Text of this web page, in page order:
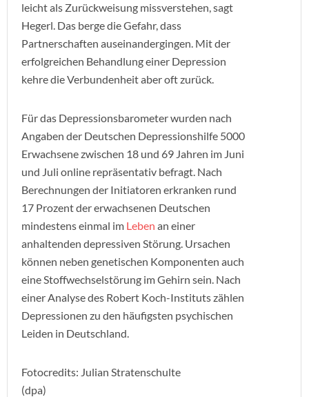
leicht als Zurückweisung missverstehen, sagt
Hegerl. Das berge die Gefahr, dass
Partnerschaften auseinandergingen. Mit der
erfolgreichen Behandlung einer Depression
kehre die Verbundenheit aber oft zurück.
Für das Depressionsbarometer wurden nach
Angaben der Deutschen Depressionshilfe 5000
Erwachsene zwischen 18 und 69 Jahren im Juni
und Juli online repräsentativ befragt. Nach
Berechnungen der Initiatoren erkranken rund
17 Prozent der erwachsenen Deutschen
mindestens einmal im Leben an einer
anhaltenden depressiven Störung. Ursachen
können neben genetischen Komponenten auch
eine Stoffwechselstörung im Gehirn sein. Nach
einer Analyse des Robert Koch-Instituts zählen
Depressionen zu den häufigsten psychischen
Leiden in Deutschland.
Fotocredits: Julian Stratenschulte
(dpa)